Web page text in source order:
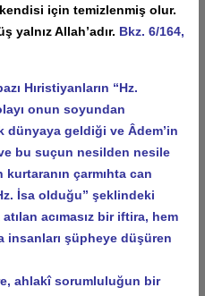
için temizlenmiş olur.
yalnız Allah’adır. Bkz. 6/164,
Hıristiyanların “Hz.
onun soyundan
geldiği ve Âdem’in
bu suçun nesilden nesile
çarmıhta can
İsa olduğu” şeklindeki
acımasız bir iftira, hem
insanları şüpheye düşüren
ahlakî sorumluluğun bir